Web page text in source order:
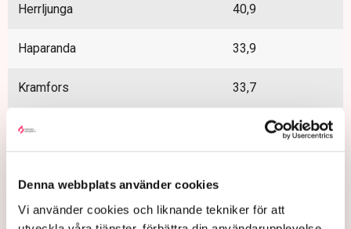
Denna webbplats använder cookies
Vi använder cookies och liknande tekniker för att
Herrljunga 40,9
Haparanda 33,9
Kramfors 33,7
Lycksele
Hallsberg 32,7